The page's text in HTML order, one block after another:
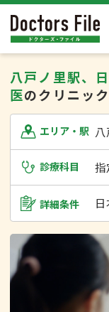
八戸ノ里駅、
医のクリニッ
エリア・駅
診療科目 指
詳細条件